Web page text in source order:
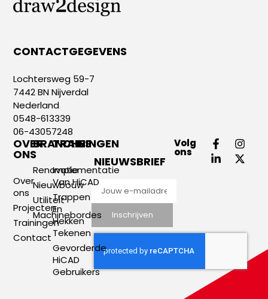
CONTACTGEGEVENS
Lochtersweg 59-7
7442 BN Nijverdal
Nederland
0548-613339
06-43057248
OVER
ONS
Over
ons
Projecten
Trainingen
Contact
BRANCHES
Renovatie
Nieuwbouw
Utiliteit
Machinebordes
TRAININGEN
Implementatie
Van HiCAD
Trappen
En
Hekken
Tekenen
Gevorderde
HiCAD
Gebruikers
NIEUWSBRIEF
Inschrijven
Volg
ons